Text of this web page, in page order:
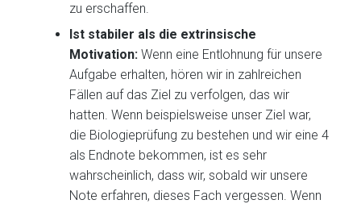
zu erschaffen.
Ist stabiler als die extrinsische
Motivation:Wenn eine Entlohnung für unsere
Aufgabe erhalten, hören wir in zahlreichen
Fällen auf das Ziel zu verfolgen, das wir
hatten. Wenn beispielsweise unser Ziel war,
die Biologieprüfung zu bestehen und wir eine 4
als Endnote bekommen, ist es sehr
wahrscheinlich, dass wir, sobald wir unsere
Note erfahren, dieses Fach vergessen. Wenn